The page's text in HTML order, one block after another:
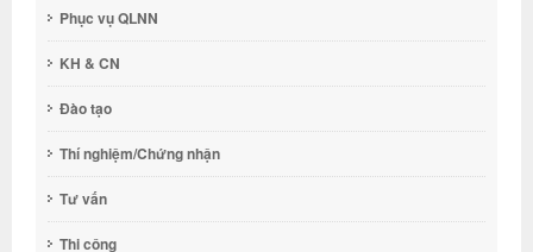
Phục vụ QLNN
KH & CN
Đào tạo
Thí nghiệm/Chứng nhận
Tư vấn
Thi công